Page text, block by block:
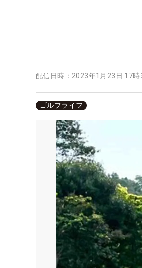
配信日時： 2023年1月23日 17時
ゴルフライフ